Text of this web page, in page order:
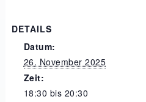
DETAILS
Datum:
26. November 2025
Zeit:
18:30 bis 20:30